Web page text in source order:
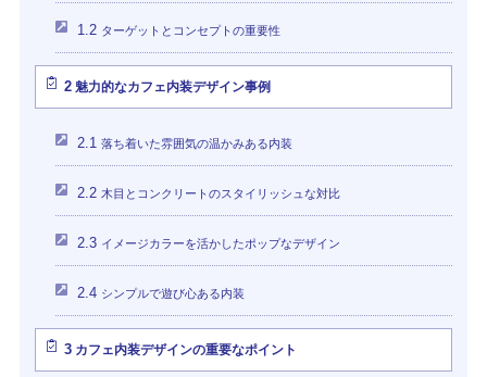
1.2 ターゲットとコンセプトの重要性
2魅力的なカフェ内装デザイン事例
2.1 落ち着いた雰囲気の温かみある内装
2.2 木目とコンクリートのスタイリッシュな対比
2.3 イメージカラーを活かしたポップなデザイン
2.4 シンプルで遊び心ある内装
3カフェ内装デザインの重要なポイント